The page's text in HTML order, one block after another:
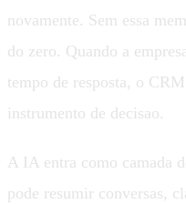
novamente. Sem essa
do zero. Quando a
tempo de resposta, o
instrumento de decisao.
A IA entra como camada
pode resumir conversas,